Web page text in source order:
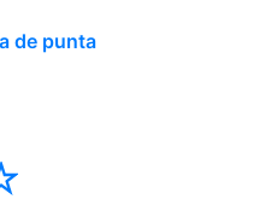
de punta